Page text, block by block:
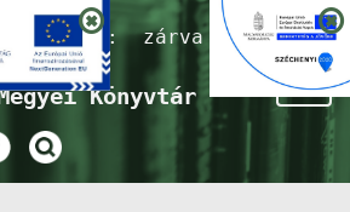
ma:zárva
Könyvtár